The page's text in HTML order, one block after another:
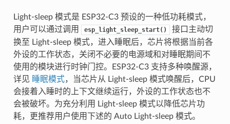
Light-sleep 模式是 ESP32-C3 预设的一种低功耗模式，
用户可以通过调用
esp_light_sleep_start()
接口主动切
换至 Light-sleep 模式，进入睡眠后，芯片将根据当前各
外设的工作状态，关闭不必要的电源域和对睡眠期间不
使用的模块进行时钟门控。ESP32-C3 支持多种唤醒源，
详见 睡眠模式，当芯片从 Light-sleep 模式唤醒后，CPU
会接着入睡时的上下文继续运行，外设的工作状态也不
会被破坏。为充分利用 Light-sleep 模式以降低芯片功
耗，更推荐用户使用下述的 Auto Light-sleep 模式。